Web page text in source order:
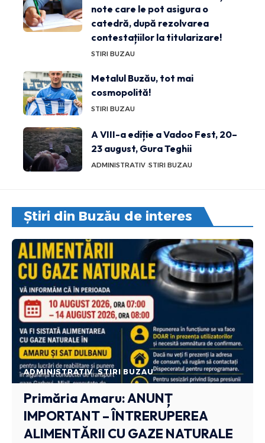
note care le pot asigura o
catedră, după rezolvarea
contestațiilor la titularizare!
STIRI BUZAU
Metalul Buzău, tot mai
cosmopolită!
STIRI BUZAU
A VIII-a ediție a Vadoo Fest, 20–
23 august, Gura Teghii
ADMINISTRATIV STIRI BUZAU
Știri din Buzău de interes
ADMINISTRATIV STIRI BUZAU
Primăria Amaru: ANUNȚ
IMPORTANT – ÎNTRERUPEREA
ALIMENTĂRII CU GAZE NATURALE